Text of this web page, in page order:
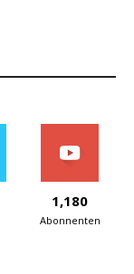
1,180
Abonnenten